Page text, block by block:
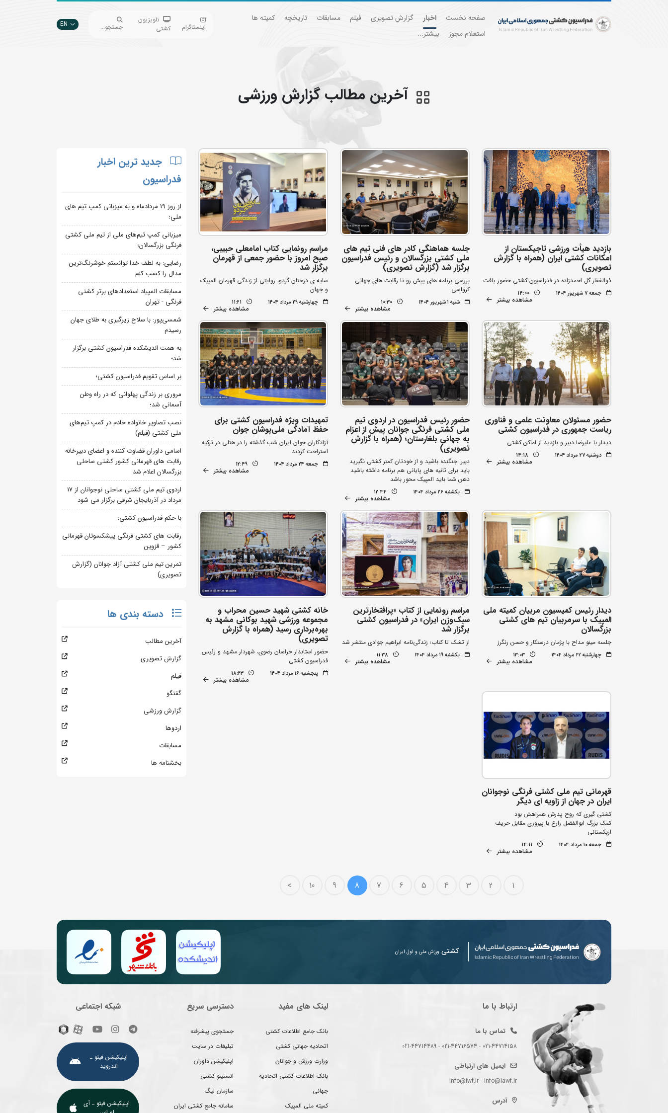
صفحه نخست اخبار گزارش تصویری فیلم مسابقات تاریخچه
کمیته ها
استعلام مجوز
بیشتر...
اینستاگرام
تلویزیون
کشتی
جستجو... EN
آخرین مطالب گزارش ورزشی
بازدید هیأت ورزشی تاجیکستان از
امکانات کشتی ایران (همراه با گزارش
تصویری)
ذوالفقار گل احمدزاده در فدراسیون کشتی حضور یافت
جمعه ۷ شهریور ۱۴۰۴ 14:00
مشاهده بیشتر
جلسه هماهنگی کادر های فنی تیم های
ملی کشتی بزرگسالان و رئیس فدراسیون
برگزار شد (گزارش تصویری)
بررسی برنامه های پیش رو تا رقابت های جهانی
کرواسی
شنبه ۱ شهریور ۱۴۰۴ 10:30
مشاهده بیشتر
مراسم رونمایی کتاب امامعلی حبیبی،
صبح امروز با حضور جمعی از قهرمان
برگزار شد
سایه ی درختان گردو، روایتی از زندگی قهرمان المپیک
و جهان
چهارشنبه ۲۹ مرداد ۱۴۰۴ 11:21
مشاهده بیشتر
حضور مسئولان معاونت علمی و فناوری
ریاست جمهوری در فدراسیون کشتی
دیدار با علیرضا دبیر و بازدید از اماکن کشتی
دوشنبه ۲۷ مرداد ۱۴۰۴ 14:18
مشاهده بیشتر
حضور رئیس فدراسیون در اردوی تیم
ملی کشتی فرنگی جوانان پیش از اعزام
به جهانی بلغارستان؛ (همراه با گزارش
تصویری)
دبیر: جنگنده باشید و از خودتان کمتر کشتی نگیرید
باید برای ثانیه های پایانی هم برنامه داشته باشید
ذهن شما باید المپیک محور باشد
یکشنبه ۲۶ مرداد ۱۴۰۴ 12:44
مشاهده بیشتر
تمهیدات ویژه فدراسیون کشتی برای
حفظ آمادگی ملی‌پوشان جوان
آزادکاران جوان ایران شب گذشته را در هتلی در ترکیه
استراحت کردند
جمعه ۲۴ مرداد ۱۴۰۴ 12:49
مشاهده بیشتر
دیدار رئیس کمیسیون مربیان کمیته ملی
المپیک با سرمربیان تیم های کشتی
بزرگسالان
جلسه مینو مداح با پژمان درستکار و حسن رنگرز
چهارشنبه ۲۲ مرداد ۱۴۰۴ 13:03
مشاهده بیشتر
مراسم رونمایی از کتاب «پرافتخارترین
سبک‌وزن ایران» در فدراسیون کشتی
برگزار شد
از تشک تا کتاب؛ زندگی‌نامه ابراهیم جوادی منتشر شد
یکشنبه ۱۹ مرداد ۱۴۰۴ 11:38
مشاهده بیشتر
خانه کشتی شهید حسین محراب و
مجموعه ورزشی شهید بوکانی مشهد به
بهره‌برداری رسید (همراه با گزارش
تصویری)
حضور استاندار خراسان رضوی، شهردار مشهد و رئیس
فدراسیون کشتی
پنجشنبه ۱۶ مرداد ۱۴۰۴ 18:23
مشاهده بیشتر
قهرمانی تیم ملی کشتی فرنگی نوجوانان
ایران در جهان از زاویه ای دیگر
کشتی گیری که روح پدرش همراهش بود
کمک بزرگ ابوالفضل زارع با پیروزی مقابل حریف
ازبکستانی
جمعه ۱۰ مرداد ۱۴۰۴ 14:11
مشاهده بیشتر
1
2
3
4
5
6
7
8
9
10
>
جدید ترین اخبار
فدراسیون
از روز 19 مردادماه و به میزبانی کمپ تیم های
ملی؛
میزبانی کمپ تیم‌های ملی از تیم ملی کشتی
فرنگی بزرگسالان؛
رضایی: به لطف خدا توانستم خوشرنگ‌ترین
مدال را کسب کنم
مسابقات المپیاد استعدادهای برتر کشتی
فرنگی - تهران
شمسی‌پور: با سلاح زیرگیری به طلای جهان
رسیدم
به همت اندیشکده فدراسیون کشتی برگزار
شد؛
بر اساس تقویم فدراسیون کشتی؛
مروری بر زندگی پهلوانی که در راه وطن
آسمانی شد؛
نصب تصاویر خانواده خادم در کمپ تیم‌های
ملی کشتی (فیلم)
اسامی داوران قضاوت کننده و اعضای دبیرخانه
رقابت های قهرمانی کشور کشتی ساحلی
بزرگسالان اعلام شد
اردوی تیم ملی کشتی ساحلی نوجوانان از 17
مرداد در آذربایجان شرقی برگزار می شود
با حکم فدراسیون کشتی؛
رقابت های کشتی فرنگی پیشکسوتان قهرمانی
کشور – قزوین
تمرین تیم ملی کشتی آزاد جوانان (گزارش
تصویری)
دسته بندی ها
آخرین مطالب
گزارش تصویری
فیلم
گفتگو
گزارش ورزشی
اردوها
مسابقات
بخشنامه ها
کشتی ورزش ملی و اول ایران
ارتباط با ما
تماس با ما
021-44714158 - 021-44716574 - 021-44714489
ایمیل های ارتباطی
info@iwf.ir - info@iawf.ir
آدرس
لینک های مفید
بانک جامع اطلاعات کشتی
اتحادیه جهانی کشتی
وزارت ورزش و جوانان
بانک اطلاعات کشتی اتحادیه
جهانی
کمیته ملی المپیک
دسترسی سریع
جستجوی پیشرفته
تبلیغات در سایت
اپلیکیشن داوران
انستیتو کشتی
سازمان لیگ
سامانه جامع کشتی ایران
شبکه اجتماعی
اپلیکیشن فیتو ـ
اندروید
اپلیکیشن فیتو ـ آی